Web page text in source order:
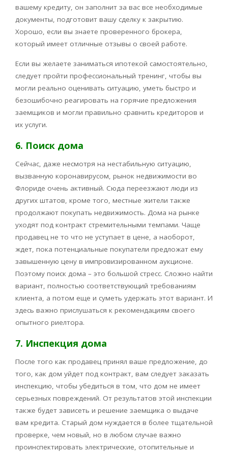
вашему кредиту, он заполнит за вас все необходимые
документы, подготовит вашу сделку к закрытию.
Хорошо, если вы знаете проверенного брокера,
который имеет отличные отзывы о своей работе.
Если вы желаете заниматься ипотекой самостоятельно,
следует пройти профессиональный тренинг, чтобы вы
могли реально оценивать ситуацию, уметь быстро и
безошибочно реагировать на горячие предложения
заемщиков и могли правильно сравнить кредиторов и
их услуги.
6. Поиск дома
Сейчас, даже несмотря на нестабильную ситуацию,
вызванную коронавирусом, рынок недвижимости во
Флориде очень активный. Сюда переезжают люди из
других штатов, кроме того, местные жители также
продолжают покупать недвижимость. Дома на рынке
уходят под контракт стремительными темпами. Чаще
продавец не то что не уступает в цене, а наоборот,
ждет, пока потенциальные покупатели предложат ему
завышенную цену в импровизированном аукционе.
Поэтому поиск дома – это большой стресс. Сложно найти
вариант, полностью соответствующий требованиям
клиента, а потом еще и суметь удержать этот вариант. И
здесь важно прислушаться к рекомендациям своего
опытного риелтора.
7. Инспекция дома
После того как продавец принял ваше предложение, до
того, как дом уйдет под контракт, вам следует заказать
инспекцию, чтобы убедиться в том, что дом не имеет
серьезных повреждений. От результатов этой инспекции
также будет зависеть и решение заемщика о выдаче
вам кредита. Старый дом нуждается в более тщательной
проверке, чем новый, но в любом случае важно
проинспектировать электрические, отопительные и